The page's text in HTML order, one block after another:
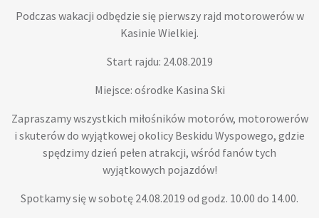
Podczas wakacji odbędzie się pierwszy rajd motorowerów w
Kasinie Wielkiej.
Start rajdu: 24.08.2019
Miejsce: ośrodke Kasina Ski
Zapraszamy wszystkich miłośników motorów, motorowerów
i skuterów do wyjątkowej okolicy Beskidu Wyspowego, gdzie
spędzimy dzień pełen atrakcji, wśród fanów tych
wyjątkowych pojazdów!
Spotkamy się w sobotę 24.08.2019 od godz. 10.00 do 14.00.